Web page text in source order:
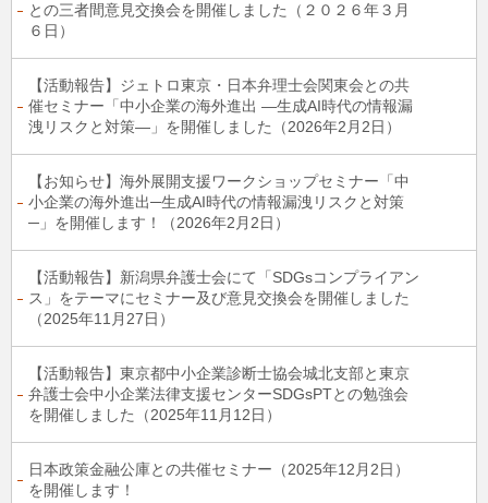
との三者間意見交換会を開催しました（２０２６年３月
６日）
【活動報告】ジェトロ東京・日本弁理士会関東会との共
催セミナー「中小企業の海外進出 ―生成AI時代の情報漏
洩リスクと対策―」を開催しました（2026年2月2日）
【お知らせ】海外展開⽀援ワークショップセミナー「中
小企業の海外進出─生成AI時代の情報漏洩リスクと対策
─」を開催します！（2026年2月2日）
【活動報告】新潟県弁護士会にて「SDGsコンプライアン
ス」をテーマにセミナー及び意見交換会を開催しました
（2025年11月27日）
【活動報告】東京都中小企業診断士協会城北支部と東京
弁護士会中小企業法律支援センターSDGsPTとの勉強会
を開催しました（2025年11月12日）
日本政策金融公庫との共催セミナー（2025年12月2日）
を開催します！